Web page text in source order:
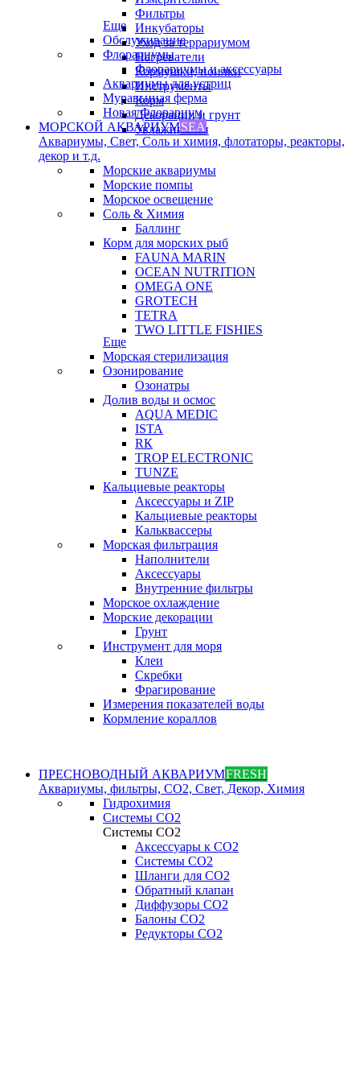
Фильтры
Инкубаторы
Уход за террариумом
Нагреватели
Кормушки, поилки
Инструменты
Корм
Декорации и грунт
Увлажнители
Еще
Обслуживание
Флорариумы
Флорариумы и аксессуары
Аквариумы для устриц
Муравьиная ферма
Новая Флорариум
МОРСКОЙ АКВАРИУМSEA
Аквариумы, Свет, Соль и химия, флотаторы, реакторы,
декор и т.д.
Морские аквариумы
Морские помпы
Морское освещение
Соль & Химия
Баллинг
Корм для морских рыб
FAUNA MARIN
OCEAN NUTRITION
OMEGA ONE
GROTECH
TETRA
TWO LITTLE FISHIES
Еще
Морская стерилизация
Озонирование
Озонатры
Долив воды и осмос
AQUA MEDIC
ISTA
RК
TROP ELECTRONIC
TUNZE
Кальциевые реакторы
Аксессуары и ZIP
Кальциевые реакторы
Кальквассеры
Морская фильтрация
Наполнители
Аксессуары
Внутренние фильтры
Морское охлаждение
Морские декорации
Грунт
Инструмент для моря
Клеи
Скребки
Фрагирование
Измерения показателей воды
Кормление кораллов
ПРЕСНОВОДНЫЙ АКВАРИУМFRESH
Аквариумы, фильтры, СО2, Свет, Декор, Химия
Гидрохимия
Системы СО2
Системы СО2
Аксессуары к СО2
Системы СО2
Шланги для CO2
Обратный клапан
Диффузоры СO2
Балоны CO2
Редукторы CO2